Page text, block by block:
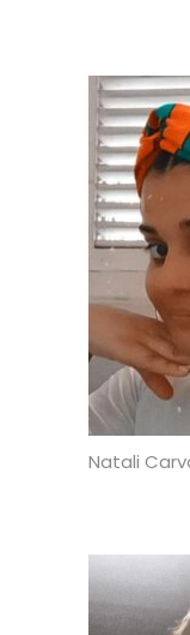
Natali